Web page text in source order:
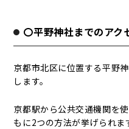
〇平野神社までのアク
京都市北区に位置する平野
します。
京都駅から公共交通機関を
もに2つの方法が挙げられ